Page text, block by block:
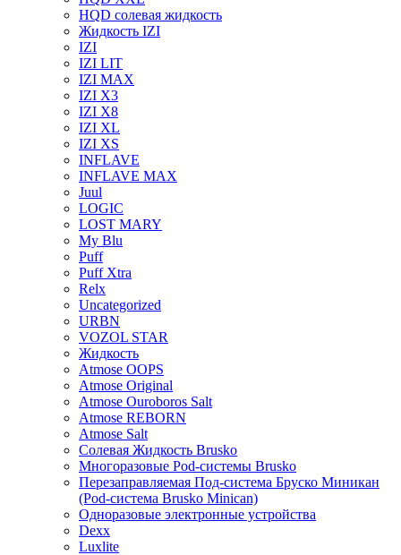
HQD солевая жидкость
Жидкость IZI
IZI
IZI LIT
IZI MAX
IZI X3
IZI X8
IZI XL
IZI XS
INFLAVE
INFLAVE MAX
Juul
LOGIC
LOST MARY
My Blu
Puff
Puff Xtra
Relx
Uncategorized
URBN
VOZOL STAR
Жидкость
Atmose OOPS
Atmose Original
Atmose Ouroboros Salt
Atmose REBORN
Atmose Salt
Солевая Жидкость Brusko
Многоразовые Pod-системы Brusko
Перезаправляемая Под-система Бруско Миникан
(Pod-система Brusko Minican)
Одноразовые электронные устройства
Dexx
Luxlite